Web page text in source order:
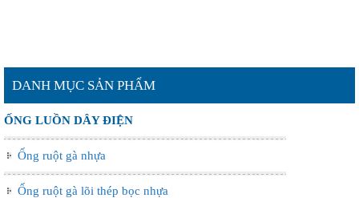
DANH MỤC SẢN PHẨM
ỐNG LUỒN DÂY ĐIỆN
Ống ruột gà nhựa
Ống ruột gà lõi thép bọc nhựa